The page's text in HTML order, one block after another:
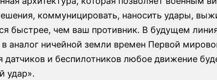
коммуницировать, наносить удары,
быстрее, чем ваш противник. В будущем
в аналог ничейной земли времен Первой
датчиков и беспилотников любое движение
удар».